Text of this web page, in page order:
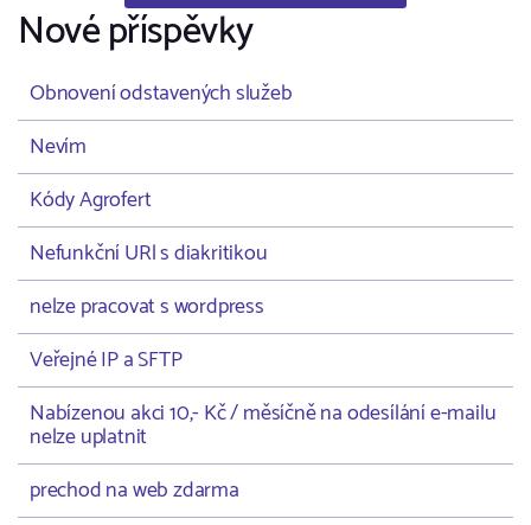
Nové příspěvky
Obnovení odstavených služeb
Nevím
Kódy Agrofert
Nefunkční URl s diakritikou
nelze pracovat s wordpress
Veřejné IP a SFTP
Nabízenou akci 10,- Kč / měsíčně na odesílání e-mailu
nelze uplatnit
prechod na web zdarma